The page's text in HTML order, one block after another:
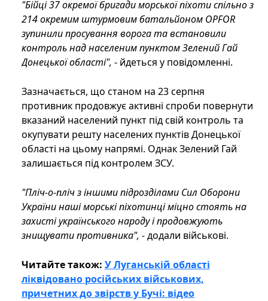
"Бійці 37 окремої бригади морської піхоти спільно з
214 окремим штурмовим батальйоном OPFOR
зупинили просування ворога та встановили
контроль над населеним пунктом Зелений Гай
Донецької області", - йдеться у повідомленні.
Зазначається, що станом на 23 серпня
противник продовжує активні спроби повернути
вказаний населений пункт під свій контроль та
окупувати решту населених пунктів Донецької
області на цьому напрямі. Однак Зелений Гай
залишається під контролем ЗСУ.
"Пліч-о-пліч з іншими підрозділами Сил Оборони
України наші морські піхотинці міцно стоять на
захисті українського народу і продовжують
знищувати противника", -додали військові.
Читайте також: У Луганській області
ліквідовано російських військових,
причетних до звірств у Бучі: відео